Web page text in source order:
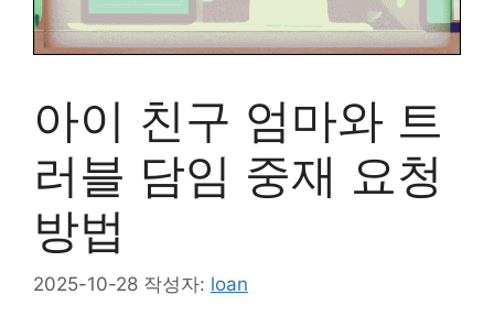
아이 친구 엄마와 트
러블 담임 중재 요청
방법
2025-10-28 작성자: loan